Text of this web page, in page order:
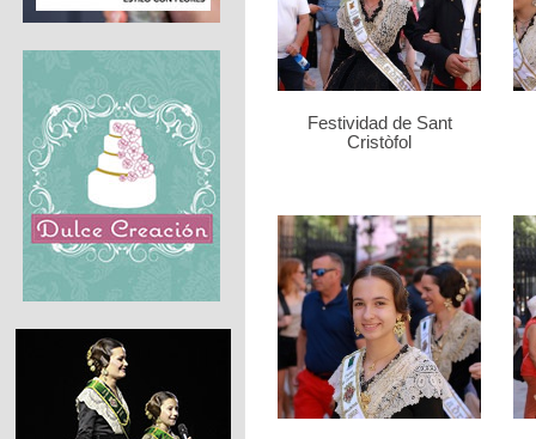
Festividad de Sant
Cristòfol